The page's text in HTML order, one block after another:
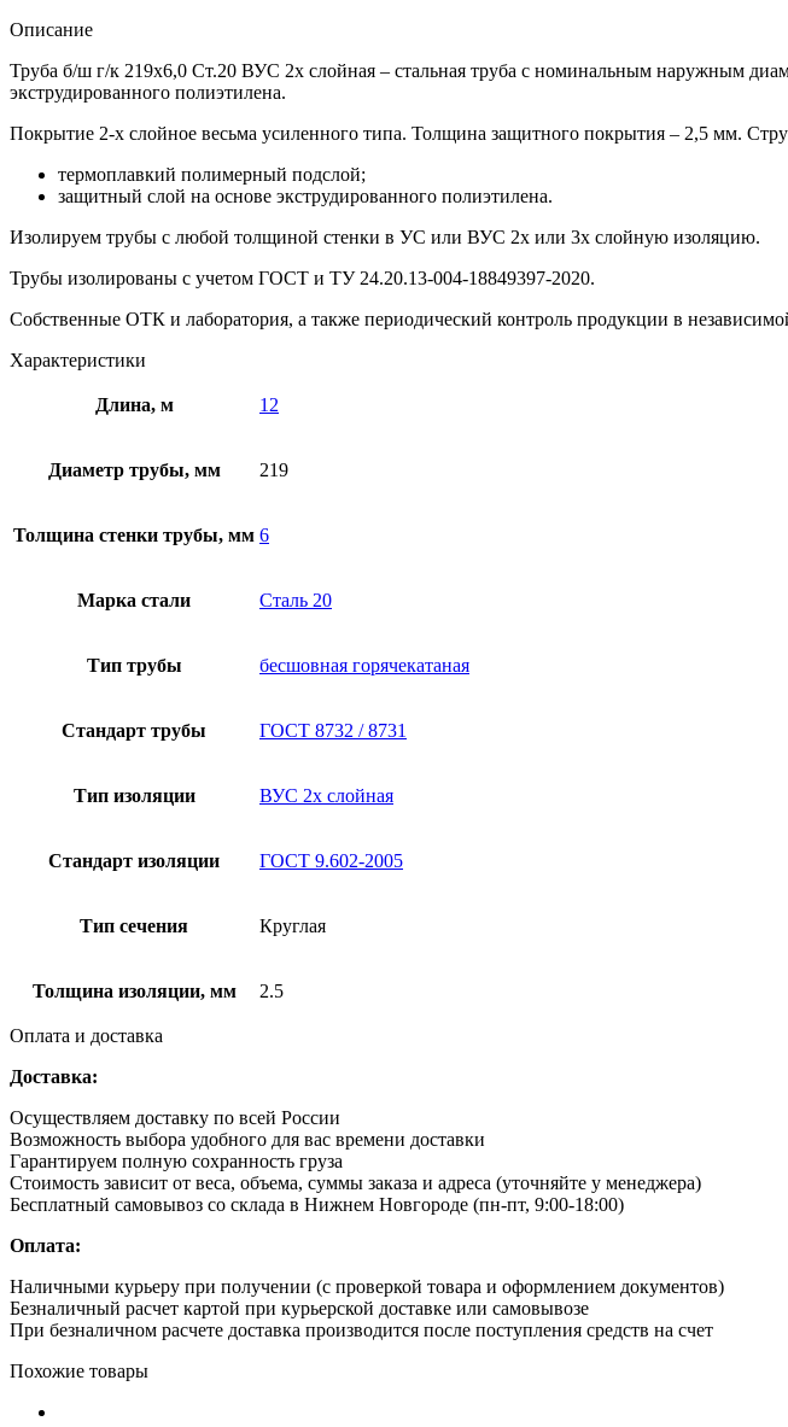
Описание
Труба б/ш г/к 219х6,0 Ст.20 ВУС 2х слойная – стальная труба с номинальным наружным
экструдированного полиэтилена.
Покрытие 2-х слойное весьма усиленного типа. Толщина защитного покрытия – 2,5 мм.
термоплавкий полимерный подслой;
защитный слой на основе экструдированного полиэтилена.
Изолируем трубы с любой толщиной стенки в УС или ВУС 2х или 3х слойную изоляцию.
Трубы изолированы с учетом ГOCT и TУ 24.20.13-004-18849397-2020.
Собственные ОТК и лаборатория, а также периодический контроль продукции в
Характеристики
Длина, м 12
Диаметр трубы, мм 219
Толщина стенки трубы, мм 6
Марка стали Сталь 20
Тип трубы бесшовная горячекатаная
Стандарт трубы ГОСТ 8732 / 8731
Тип изоляции ВУС 2х слойная
Стандарт изоляции ГОСТ 9.602-2005
Тип сечения Круглая
Толщина изоляции, мм 2.5
Оплата и доставка
Доставка:
Осуществляем доставку по всей России
Возможность выбора удобного для вас времени доставки
Гарантируем полную сохранность груза
Стоимость зависит от веса, объема, суммы заказа и адреса (уточняйте у менеджера)
Бесплатный самовывоз со склада в Нижнем Новгороде (пн-пт, 9:00-18:00)
Оплата:
Наличными курьеру при получении (с проверкой товара и оформлением документов)
Безналичный расчет картой при курьерской доставке или самовывозе
При безналичном расчете доставка производится после поступления средств на счет
Похожие товары